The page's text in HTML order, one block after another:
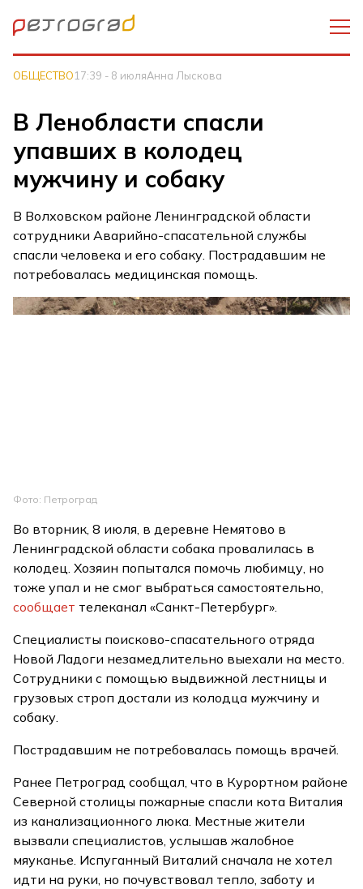
ОБЩЕСТВО17:39 - 8 июляАнна Лыскова
В Ленобласти спасли
упавших в колодец
мужчину и собаку
В Волховском районе Ленинградской области
сотрудники Аварийно-спасательной службы
спасли человека и его собаку. Пострадавшим не
потребовалась медицинская помощь.
Фото: Петроград
Во вторник, 8 июля, в деревне Немятово в
Ленинградской области собака провалилась в
колодец. Хозяин попытался помочь любимцу, но
тоже упал и не смог выбраться самостоятельно,
сообщает телеканал «Санкт-Петербург».
Специалисты поисково-спасательного отряда
Новой Ладоги незамедлительно выехали на место.
Сотрудники с помощью выдвижной лестницы и
грузовых строп достали из колодца мужчину и
собаку.
Пострадавшим не потребовалась помощь врачей.
Ранее Петроград сообщал, что в Курортном районе
Северной столицы пожарные спасли кота Виталия
из канализационного люка. Местные жители
вызвали специалистов, услышав жалобное
мяуканье. Испуганный Виталий сначала не хотел
идти на руки, но почувствовал тепло, заботу и